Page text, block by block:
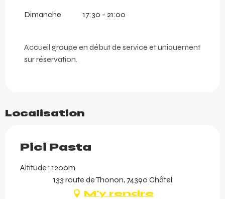
Dimanche 17:30 - 21:00
Accueil groupe en début de service et uniquement
sur réservation.
Localisation
Pici Pasta
Altitude : 1200m
133 route de Thonon, 74390 Châtel
M'y rendre